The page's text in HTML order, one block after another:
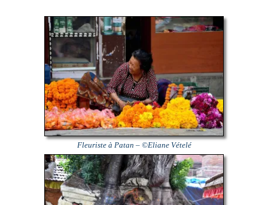
Fleuriste à Patan – ©Eliane Vételé